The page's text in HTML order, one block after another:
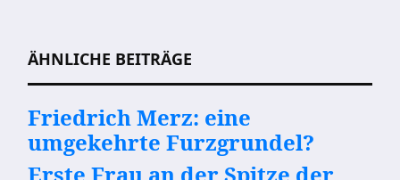
ÄHNLICHE BEITRÄGE
Friedrich Merz: eine
umgekehrte Furzgrundel?